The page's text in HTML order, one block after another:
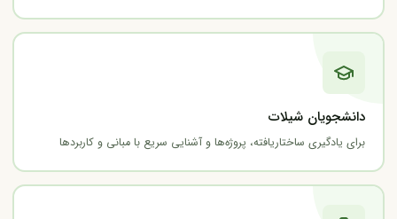
دانشجویان شیلات
برای یادگیری ساختاریافته، پروژه‌ها و آشنایی سریع با مبانی و کاربردها